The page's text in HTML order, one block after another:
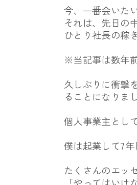
今、一番会いた
それは、 先日の
ひとり社長の稼
※当記事は数年
久しぶりに衝撃
ることになりまし
個人事業主とし
僕は起業して7
たくさんのエッ